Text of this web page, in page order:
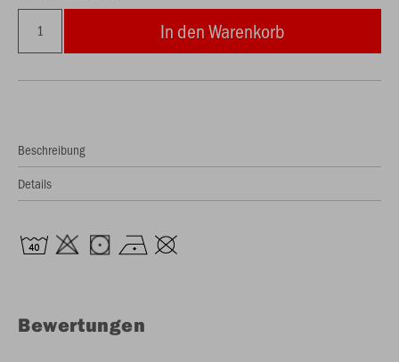
In den Warenkorb
Beschreibung
Details
Bewertungen